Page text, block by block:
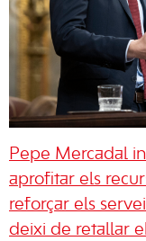
Pepe Mercadal
aprofitar els
reforçar els
deixi de retallar